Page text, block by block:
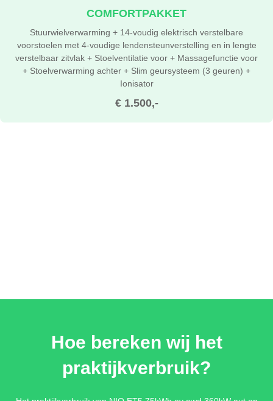
€ 1.500,-
COMFORTPAKKET
Stuurwielverwarming + 14-voudig elektrisch verstelbare
voorstoelen met 4-voudige lendensteunverstelling en in lengte
verstelbaar zitvlak + Stoelventilatie voor + Massagefunctie voor
+ Stoelverwarming achter + Slim geursysteem (3 geuren) +
Ionisator
Hoe bereken wij het
praktijkverbruik?